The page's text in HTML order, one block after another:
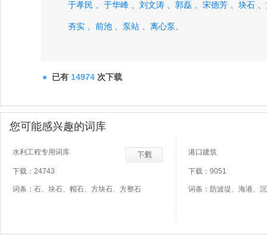
于孝民 、 于华峰 、 刘文涛 、 郭磊 、 宋德芳 、 块石 、
夯实 、 前池 、 泵站 、 离心泵、
已有 14974 次下载
您可能感兴趣的词库
水利工程专用词库
下载：24743
词条：石、块石、帽石、方块石、方整石
港口建筑
下载：9051
词条：防波堤、海港、